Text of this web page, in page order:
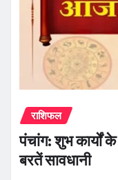
राशिफल
पंचांग: शुभ कार्यों
बरतें सावधानी